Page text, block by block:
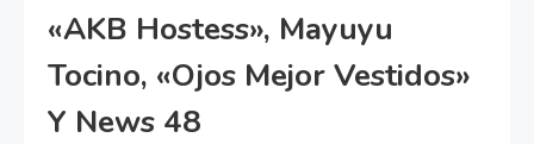
«AKB Hostess», Mayuyu
Tocino, «ojos Mejor Vestidos»
Y News 48